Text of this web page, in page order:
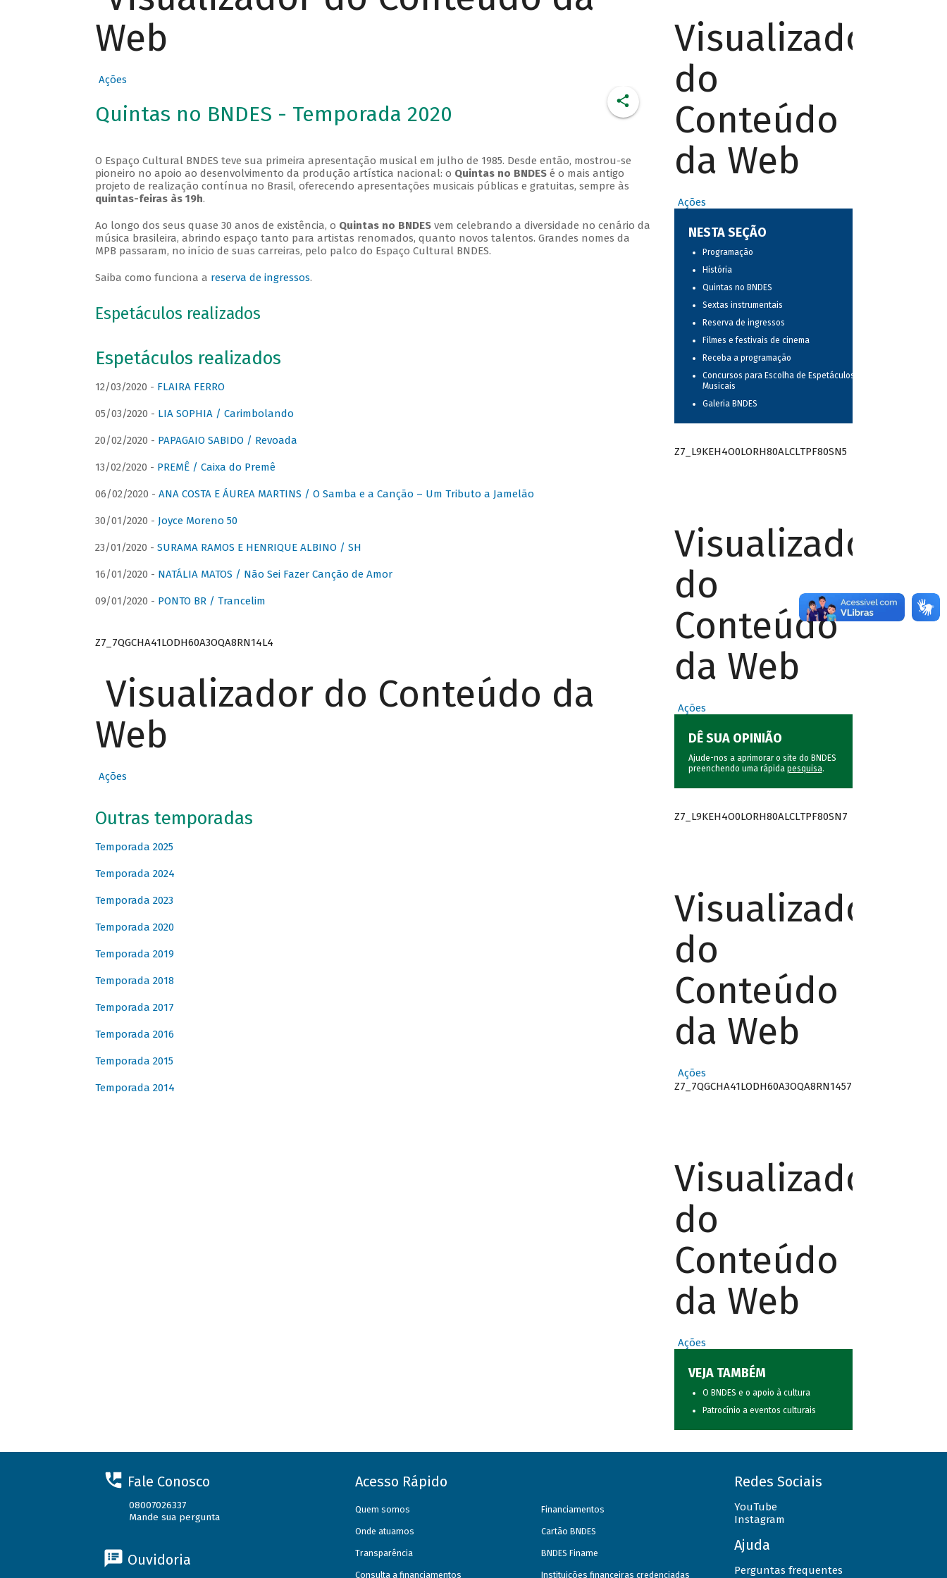
Web
Ações
Quintas no BNDES - Temporada 2020
O Espaço Cultural BNDES teve sua primeira apresentação musical em julho de 1985. Desde então, mostrou-se
pioneiro no apoio ao desenvolvimento da produção artística nacional: o Quintas no BNDESé o mais antigo
projeto de realização contínua no Brasil, oferecendo apresentações musicais públicas e gratuitas, sempre às
quintas-feiras às 19h.
Ao longo dos seus quase 30 anos de existência, o Quintas no BNDESvem celebrando a diversidade no cenário da
música brasileira, abrindo espaço tanto para artistas renomados, quanto novos talentos. Grandes nomes da
MPB passaram, no início de suas carreiras, pelo palco do Espaço Cultural BNDES.
Saiba como funciona a reserva de ingressos.
Espetáculos realizados
Espetáculos realizados
12/03/2020 - FLAIRA FERRO
05/03/2020 - LIA SOPHIA / Carimbolando
20/02/2020 - PAPAGAIO SABIDO / Revoada
13/02/2020 - PREMÊ / Caixa do Premê
06/02/2020 - ANA COSTA E ÁUREA MARTINS / O Samba e a Canção – Um Tributo a Jamelão
30/01/2020 - Joyce Moreno 50
23/01/2020 - SURAMA RAMOS E HENRIQUE ALBINO / SH
16/01/2020 - NATÁLIA MATOS / Não Sei Fazer Canção de Amor
09/01/2020 - PONTO BR / Trancelim
Z7_7QGCHA41LODH60A3OQA8RN14L4
Visualizador do Conteúdo da
Web
Ações
Outras temporadas
Temporada 2025
Temporada 2024
Temporada 2023
Temporada 2020
Temporada 2019
Temporada 2018
Temporada 2017
Temporada 2016
Temporada 2015
Temporada 2014
Visualizador
do
Conteúdo
da Web
Ações
NESTA SEÇÃO
Programação
História
Quintas no BNDES
Sextas instrumentais
Reserva de ingressos
Filmes e festivais de cinema
Receba a programação
Concursos para Escolha de Espetáculos
Musicais
Galeria BNDES
Z7_L9KEH4O0LORH80ALCLTPF80SN5
Visualizador
do
Conteúdo
da Web
Ações
DÊ SUA OPINIÃO
Ajude-nos a aprimorar o site do BNDES
preenchendo uma rápida pesquisa.
Z7_L9KEH4O0LORH80ALCLTPF80SN7
Visualizador
do
Conteúdo
da Web
Ações
Z7_7QGCHA41LODH60A3OQA8RN1457
Visualizador
do
Conteúdo
da Web
Ações
VEJA TAMBÉM
O BNDES e o apoio à cultura
Patrocínio a eventos culturais
Fale Conosco
08007026337
Mande sua pergunta
Ouvidoria
Acesso Rápido
Quem somos
Onde atuamos
Transparência
Consulta a financiamentos
Financiamentos
Cartão BNDES
BNDES Finame
Instituições financeiras credenciadas
Redes Sociais
YouTube
Instagram
Ajuda
Perguntas frequentes